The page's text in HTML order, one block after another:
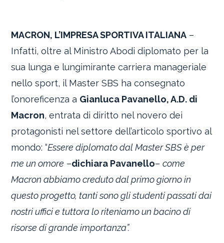
MACRON, L’IMPRESA SPORTIVA ITALIANA –
Infatti, oltre al Ministro Abodi diplomato per la
sua lunga e lungimirante carriera manageriale
nello sport, il Master SBS ha consegnato
l’onoreficenza a Gianluca Pavanello, A.D. di
Macron, entrata di diritto nel novero dei
protagonisti nel settore dell’articolo sportivo al
mondo: “Essere diplomato dal Master SBS è per
me un omore –dichiara Pavanello–come
Macron abbiamo creduto dal primo giorno in
questo progetto, tanti sono gli studenti passati dai
nostri uffici e tuttora lo riteniamo un bacino di
risorse di grande importanza”.